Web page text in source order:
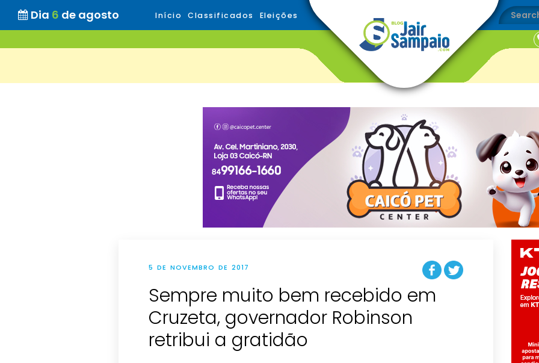
Dia 6 de agosto Início Classificados Eleições
5 DE NOVEMBRO DE 2017
Sempre muito bem recebido em
Cruzeta, governador Robinson
retribui a gratidão